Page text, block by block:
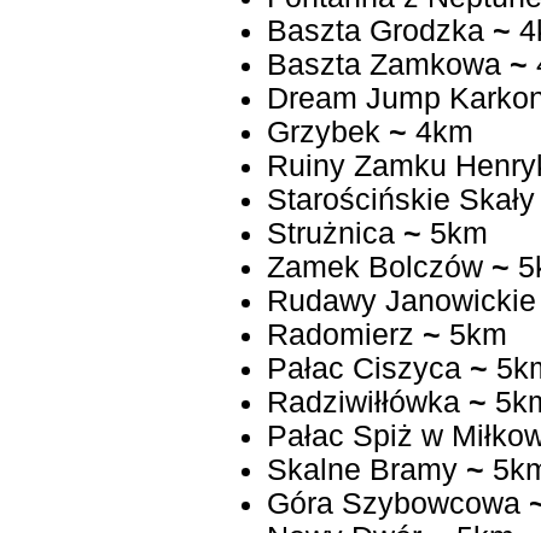
Baszta Grodzka ~
Baszta Zamkowa ~
Dream Jump
Grzybek ~ 4km
Ruiny Zamku
Starościńskie Skały
Strużnica ~ 5km
Zamek Bolczów ~
Rudawy Janowickie
Radomierz ~ 5km
Pałac Ciszyca ~
Radziwiłłówka ~
Pałac Spiż w
Skalne Bramy ~
Góra Szybowcowa